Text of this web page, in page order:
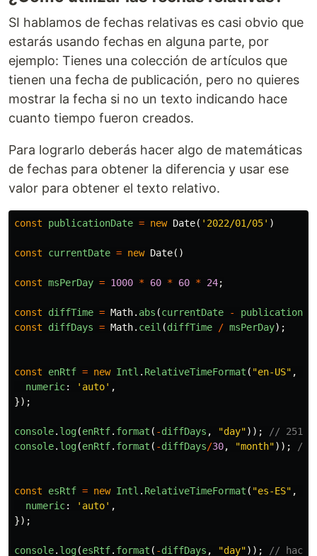
SI hablamos de fechas relativas es casi obvio que
estarás usando fechas en alguna parte, por
ejemplo: Tienes una colección de artículos que
tienen una fecha de publicación, pero no quieres
mostrar la fecha si no un texto indicando hace
cuanto tiempo fueron creados.
Para lograrlo deberás hacer algo de matemáticas
de fechas para obtener la diferencia y usar ese
valor para obtener el texto relativo.
const publicationDate = new Date( ' 2022/01/05' )
const currentDate = new Date()
const msPerDay = 1000 * 60 * 60 * 24;
const diffTime = Math. abs (currentDate -
const
diffDays = Math. ceil (diffTime / msPerDay);
const enRtf = new Intl . RelativeTimeFormat ( "en-US" ,
numeric: ' auto' ,
});
console. log(enRtf. format ( -diffDays , "day"));
// 251
console. log(enRtf. format ( -diffDays/30, "month")); //
const esRtf = new Intl . RelativeTimeFormat ( "es-ES" ,
numeric: ' auto' ,
});
console. log(esRtf. format ( -diffDays , "day"));
// hace